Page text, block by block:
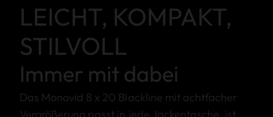
LEICHT, KOMPAKT,
STILVOLL
Immer mit dabei
Das Monovid 8 x 20 Blackline mit achtfacher